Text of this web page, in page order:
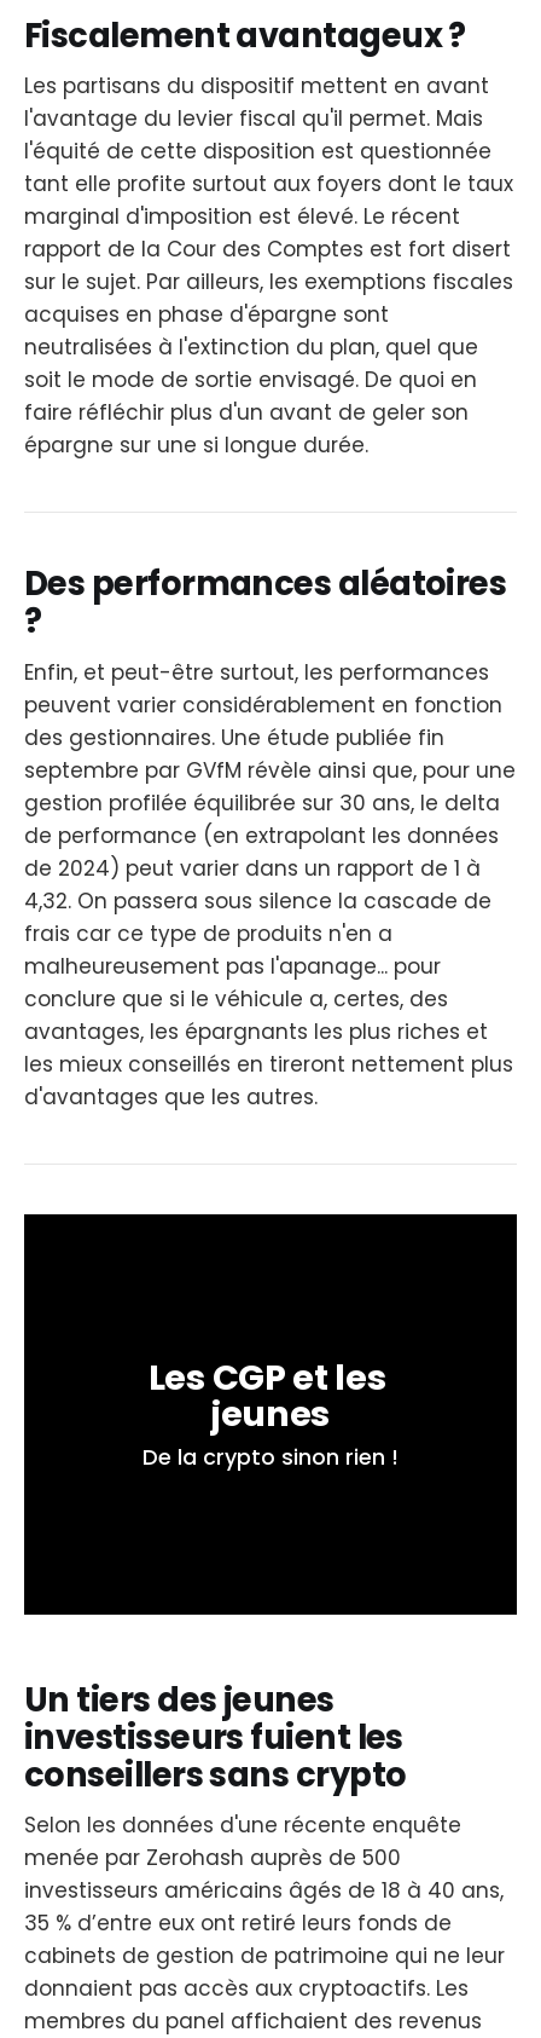
Fiscalement avantageux ?
Les partisans du dispositif mettent en avant
l'avantage du levier fiscal qu'il permet. Mais
l'équité de cette disposition est questionnée
tant elle profite surtout aux foyers dont le taux
marginal d'imposition est élevé. Le récent
rapport de la Cour des Comptes est fort disert
sur le sujet. Par ailleurs, les exemptions fiscales
acquises en phase d'épargne sont
neutralisées à l'extinction du plan, quel que
soit le mode de sortie envisagé. De quoi en
faire réfléchir plus d'un avant de geler son
épargne sur une si longue durée.
Des performances aléatoires
?
Enfin, et peut-être surtout, les performances
peuvent varier considérablement en fonction
des gestionnaires. Une étude publiée fin
septembre par GVfM révèle ainsi que, pour une
gestion profilée équilibrée sur 30 ans, le delta
de performance (en extrapolant les données
de 2024) peut varier dans un rapport de 1 à
4,32. On passera sous silence la cascade de
frais car ce type de produits n'en a
malheureusement pas l'apanage... pour
conclure que si le véhicule a, certes, des
avantages, les épargnants les plus riches et
les mieux conseillés en tireront nettement plus
d'avantages que les autres.
Les CGP et les
jeunes
De la crypto sinon rien !
Un tiers des jeunes
investisseurs fuient les
conseillers sans crypto
Selon les données d'une récente enquête
menée par Zerohash auprès de 500
investisseurs américains âgés de 18 à 40 ans,
35 % d’entre eux ont retiré leurs fonds de
cabinets de gestion de patrimoine qui ne leur
donnaient pas accès aux cryptoactifs. Les
membres du panel affichaient des revenus